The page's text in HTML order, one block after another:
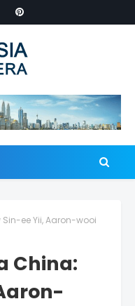
Sin-ee Yii, Aaron-wooi
China: